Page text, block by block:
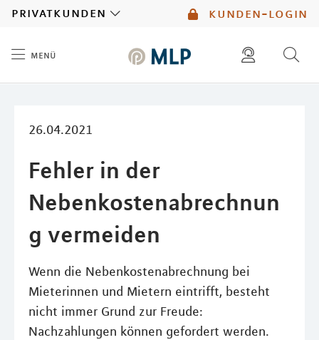
kunden-login
privatkunden
menü
26.04.2021
Fehler in der
Nebenkostenabrechnun
g vermeiden
Wenn die Nebenkostenabrechnung bei
Mieterinnen und Mietern eintrifft, besteht
nicht immer Grund zur Freude:
Nachzahlungen können gefordert werden.